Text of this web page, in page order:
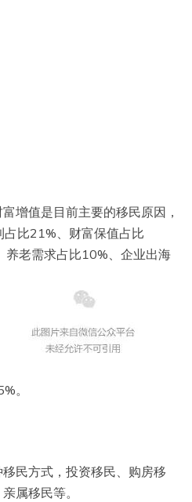
增值是目前主要的移民原因，
比21%、财富保值占比
养老需求占比10%、企业出海
。
民方式，投资移民、购房移
属移民等。